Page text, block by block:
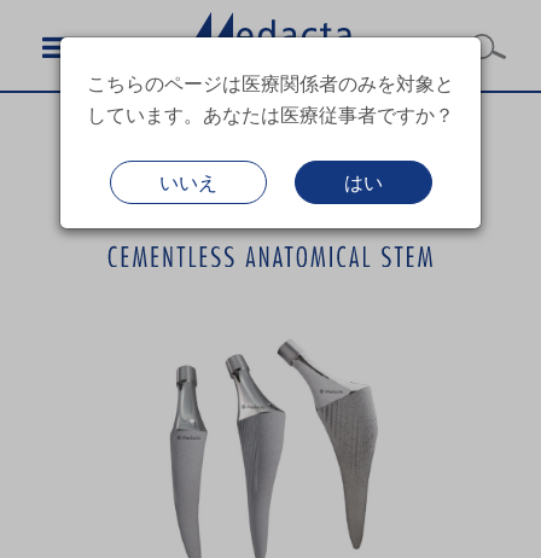
こちらのページは医療関係者のみを対象と
しています。あなたは医療従事者ですか？
いいえ はい